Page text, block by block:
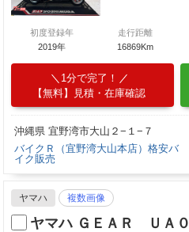
初度登録年
2019年
走行距離
16869Km
1分で完了！
【無料】見積・在庫確認
沖縄県 宜野湾市大山２−１−７
バイクＲ（宜野湾大山本店）格安バ
イク販売
ヤマハ 複数画像
ヤマハ ＧＥＡＲ ＵＡ